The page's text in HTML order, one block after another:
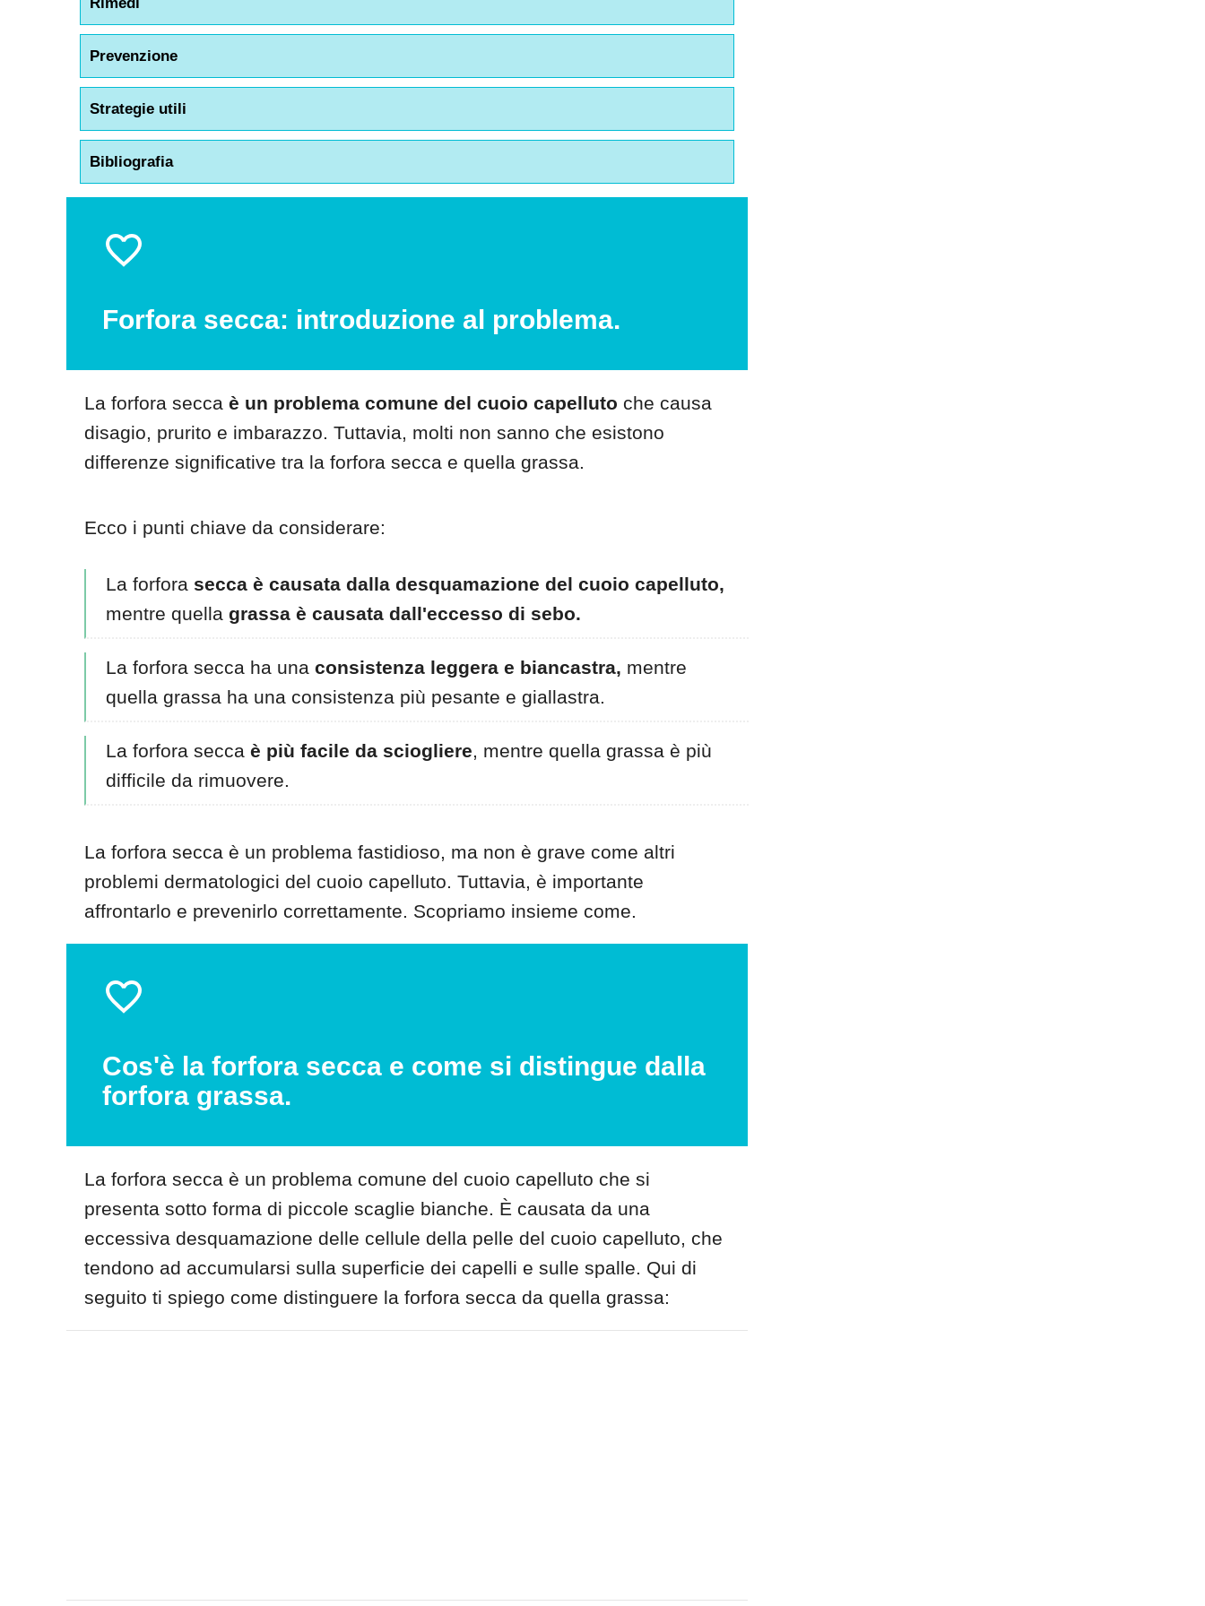
Prevenzione
Strategie utili
Bibliografia
Forfora secca: introduzione al problema.
La forfora secca è un problema comune del cuoio capelluto che causa
disagio, prurito e imbarazzo. Tuttavia, molti non sanno che esistono
differenze significative tra la forfora secca e quella grassa.
Ecco i punti chiave da considerare:
La forfora secca è causata dalla desquamazione del cuoio capelluto,
mentre quella grassa è causata dall'eccesso di sebo.
La forfora secca ha una consistenza leggera e biancastra, mentre
quella grassa ha una consistenza più pesante e giallastra.
La forfora secca è più facile da sciogliere, mentre quella grassa è più
difficile da rimuovere.
La forfora secca è un problema fastidioso, ma non è grave come altri
problemi dermatologici del cuoio capelluto. Tuttavia, è importante
affrontarlo e prevenirlo correttamente. Scopriamo insieme come.
Cos'è la forfora secca e come si distingue dalla
forfora grassa.
La forfora secca è un problema comune del cuoio capelluto che si
presenta sotto forma di piccole scaglie bianche. È causata da una
eccessiva desquamazione delle cellule della pelle del cuoio capelluto, che
tendono ad accumularsi sulla superficie dei capelli e sulle spalle. Qui di
seguito ti spiego come distinguere la forfora secca da quella grassa: